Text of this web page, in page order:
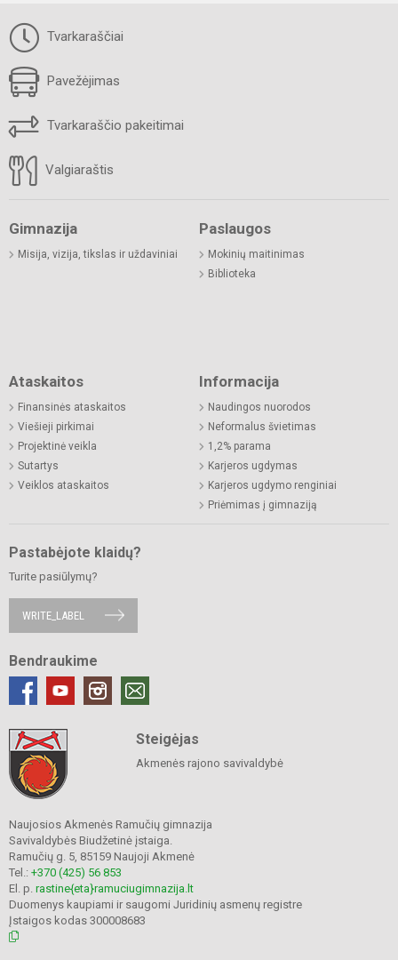
Tvarkaraščiai
Pavežėjimas
Tvarkaraščio pakeitimai
Valgiaraštis
Gimnazija
Misija, vizija, tikslas ir uždaviniai
Paslaugos
Mokinių maitinimas
Biblioteka
Ataskaitos
Finansinės ataskaitos
Viešieji pirkimai
Projektinė veikla
Sutartys
Veiklos ataskaitos
Informacija
Naudingos nuorodos
Neformalus švietimas
1,2% parama
Karjeros ugdymas
Karjeros ugdymo renginiai
Priėmimas į gimnaziją
Pastabėjote klaidų?
Turite pasiūlymų?
WRITE_LABEL
Bendraukime
Steigėjas
Akmenės rajono savivaldybė
Naujosios Akmenės Ramučių gimnazija
Savivaldybės Biudžetinė įstaiga.
Ramučių g. 5, 85159 Naujoji Akmenė
Tel.: +370 (425) 56 853
El. p. rastine{eta}ramuciugimnazija.lt
Duomenys kaupiami ir saugomi Juridinių asmenų registre
Įstaigos kodas 300008683